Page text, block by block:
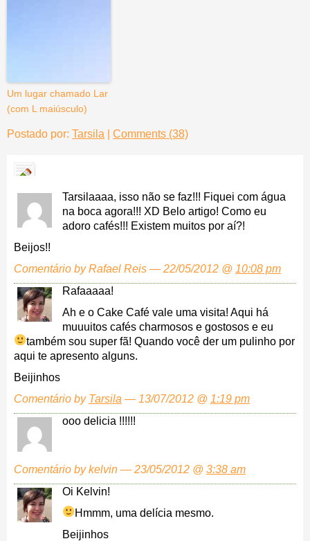
Um lugar chamado Lar
(com L maiúsculo)
Postado por: Tarsila Comments (38)
Tarsilaaaa, isso não se faz!!! Fiquei com água
na boca agora!!! XD Belo artigo! Como eu
adoro cafés!!! Existem muitos por aí?!
Beijos!!
Comentário by Rafael Reis — 22/05/2012 @ 10:08 pm
Rafaaaaa!
Ah e o Cake Café vale uma visita! Aqui há
muuuitos cafés charmosos e gostosos e eu
também sou super fã! Quando você der um pulinho por
aqui te apresento alguns.
Beijinhos
Comentário by Tarsila — 13/07/2012 @ 1:19 pm
ooo delicia !!!!!!
Comentário by kelvin — 23/05/2012 @ 3:38 am
Oi Kelvin!
Hmmm, uma delícia mesmo.
Beijinhos